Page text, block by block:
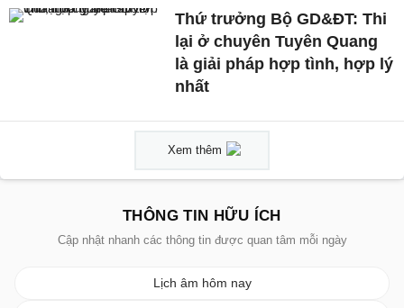
Thứ trưởng Bộ GD&ĐT: Thi
lại ở chuyên Tuyên Quang
là giải pháp hợp tình, hợp lý
nhất
Xem thêm
THÔNG TIN HỮU ÍCH
Cập nhật nhanh các thông tin được quan tâm mỗi ngày
Lịch âm hôm nay